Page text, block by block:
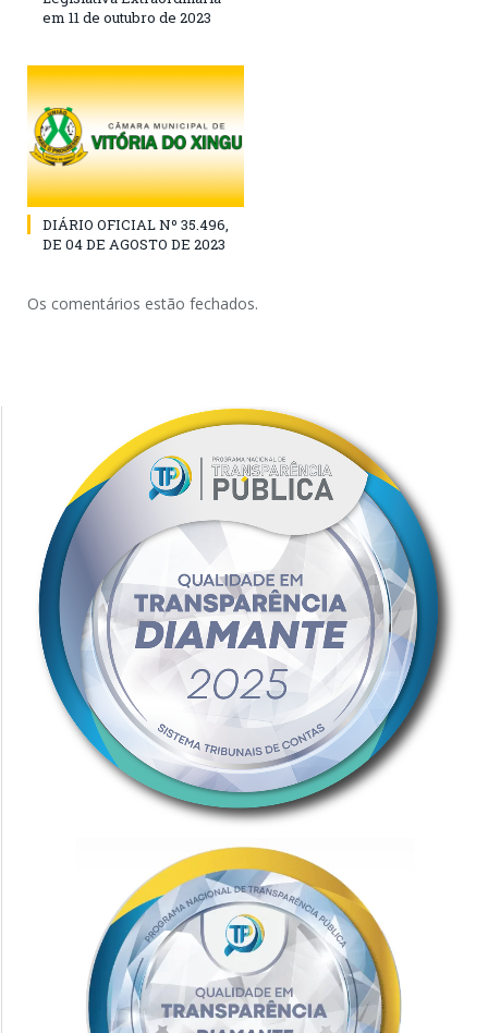
em 11 de outubro de 2023
DIÁRIO OFICIAL Nº 35.496,
DE 04 DE AGOSTO DE 2023
Os comentários estão fechados.